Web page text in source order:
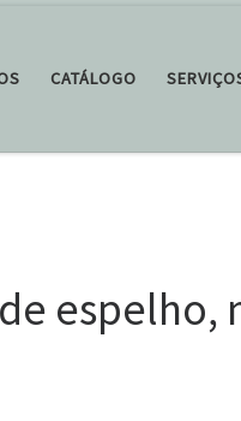
CATÁLOGO
espelho,